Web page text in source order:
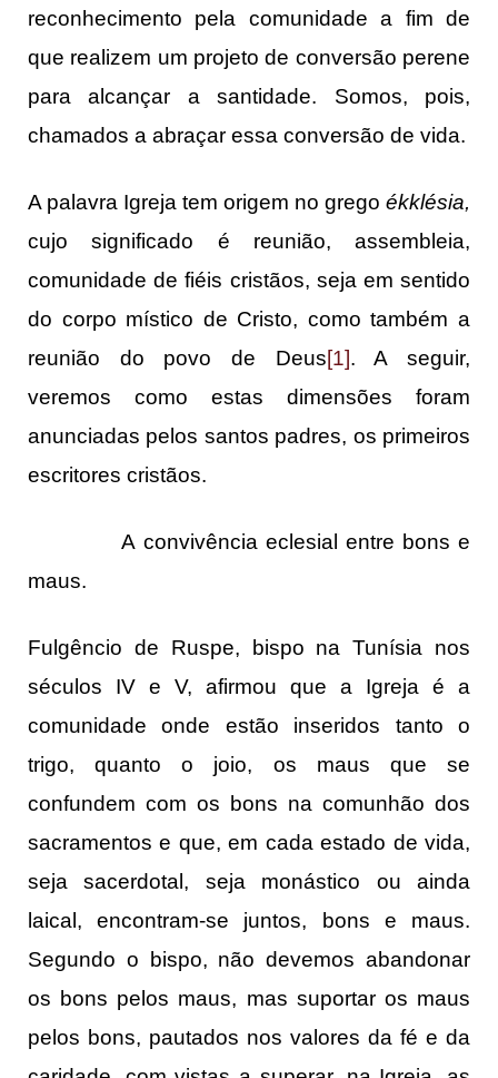
reconhecimento pela comunidade a fim de
que realizem um projeto de conversão perene
para alcançar a santidade. Somos, pois,
chamados a abraçar essa conversão de vida.
A palavra Igreja tem origem no grego ékklésia,
cujo significado é reunião, assembleia,
comunidade de fiéis cristãos, seja em sentido
do corpo místico de Cristo, como também a
reunião do povo de Deus[1]. A seguir,
veremos como estas dimensões foram
anunciadas pelos santos padres, os primeiros
escritores cristãos.
A convivência eclesial entre bons e
maus.
Fulgêncio de Ruspe, bispo na Tunísia nos
séculos IV e V, afirmou que a Igreja é a
comunidade onde estão inseridos tanto o
trigo, quanto o joio, os maus que se
confundem com os bons na comunhão dos
sacramentos e que, em cada estado de vida,
seja sacerdotal, seja monástico ou ainda
laical, encontram-se juntos, bons e maus.
Segundo o bispo, não devemos abandonar
os bons pelos maus, mas suportar os maus
pelos bons, pautados nos valores da fé e da